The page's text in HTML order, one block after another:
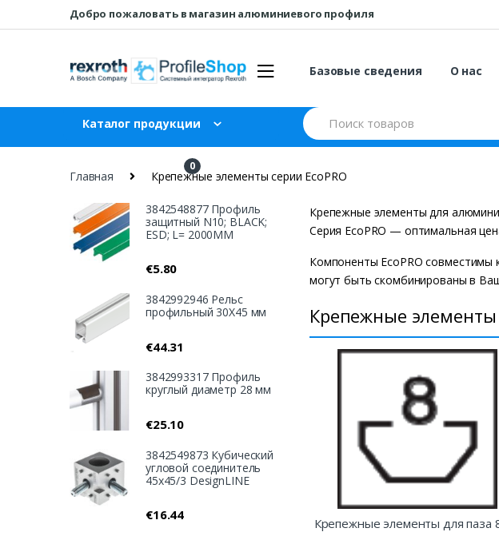
к
к
Добро пожаловать в магазин алюминиевого профиля
Базовые сведения О нас
Каталог продукции
Искать:
0
Главная Крепежные элементы серии EcoPRO
Крепежные элементы для
Серия EcoPRO — оптимальная
Компоненты EcoPRO совместимы
могут быть скомбинированы в
Крепежные элементы
Крепежные элементы для паза
3842548877 Профиль
защитный N10; BLACK;
ESD; L= 2000MM
€5.80
3842992946 Рельс
профильный 30X45 мм
€44.31
3842993317 Профиль
круглый диаметр 28 мм
€25.10
3842549873 Кубический
угловой соединитель
45х45/3 DesignLINE
€16.44